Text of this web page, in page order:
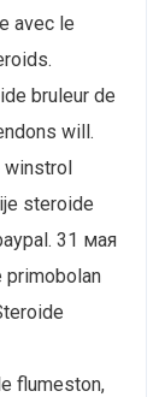
avec le
bruleur de
will.
winstrol
steroide
31 мая
primobolan
flumeston,